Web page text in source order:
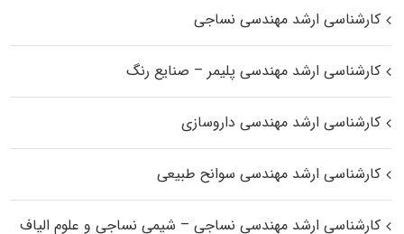
کارشناسی ارشد مهندسی نساجی
کارشناسی ارشد مهندسی پلیمر – صنایع رنگ
کارشناسی ارشد مهندسی داروسازی
کارشناسی ارشد مهندسی سوانح طبیعی
کارشناسی ارشد مهندسی نساجی – شیمی نساجی و علوم الیاف